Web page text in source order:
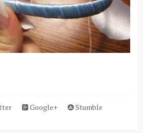
Google+
Stumble